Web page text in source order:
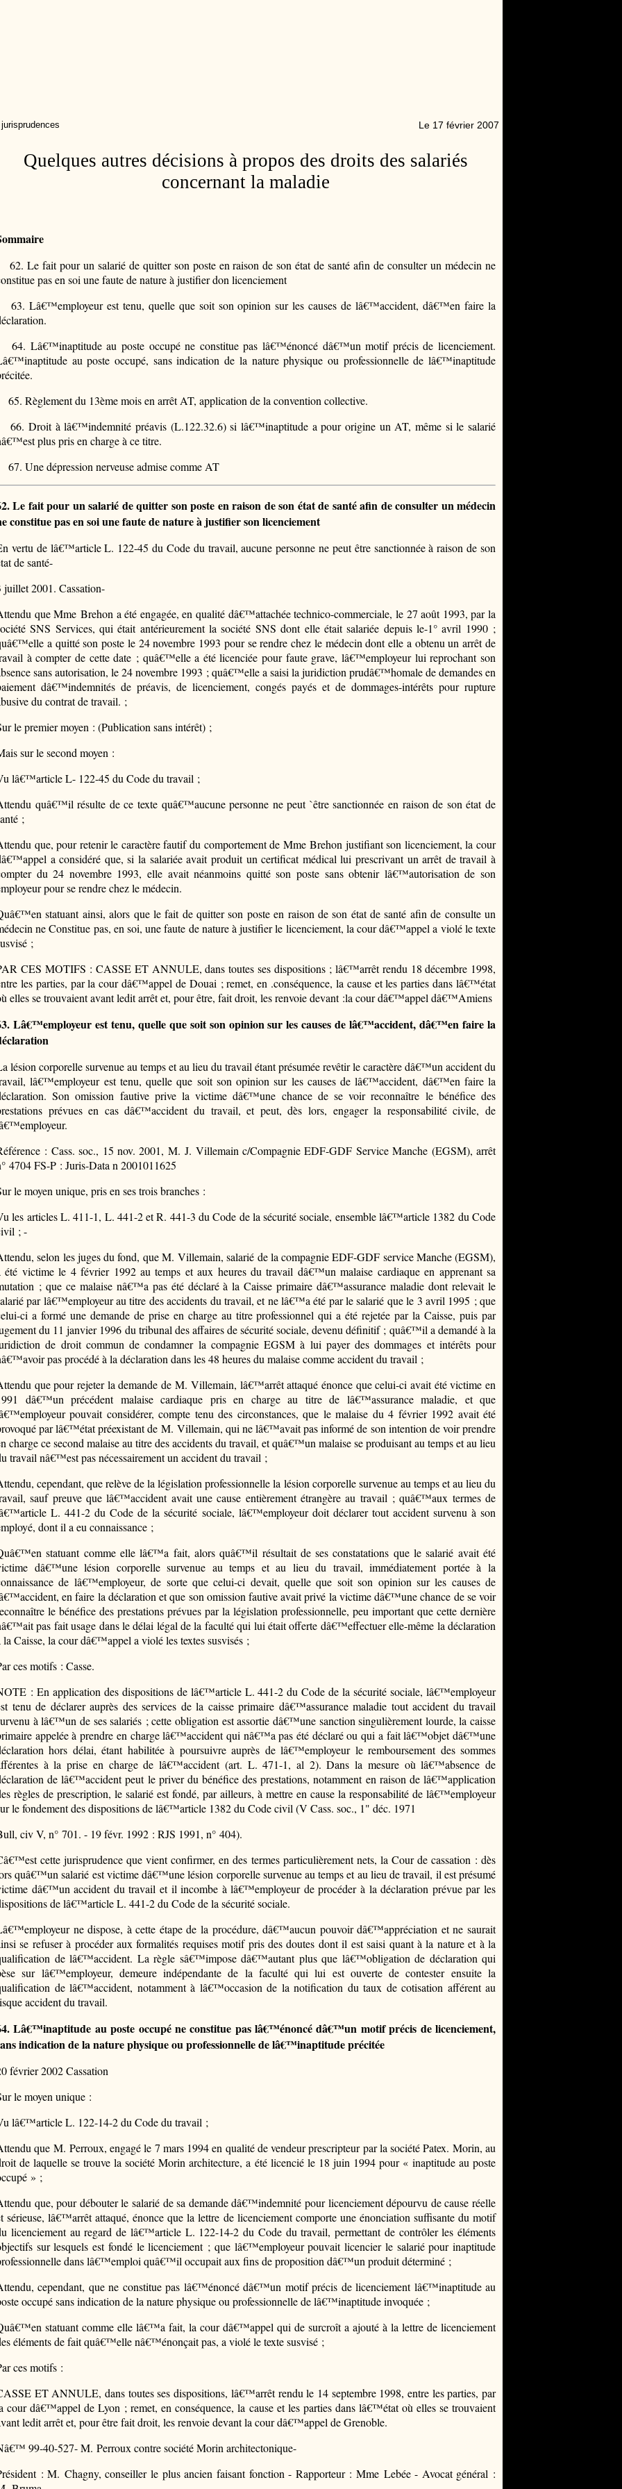
Le 17 février 2007
Quelques autres décisions à propos des droits des salariés
concernant la maladie
62. Le fait pour un salarié de quitter son poste en raison de son état de santé afin de consulter un médecin ne
pas en soi une faute de nature à justifier don licenciement
63. Lâ€™employeur est tenu, quelle que soit son opinion sur les causes de lâ€™accident, dâ€™en faire la
64. Lâ€™inaptitude au poste occupé ne constitue pas lâ€™énoncé dâ€™un motif précis de licenciement.
au poste occupé, sans indication de la nature physique ou professionnelle de lâ€™inaptitude
65. Règlement du 13ème mois en arrêt AT, application de la convention collective.
66. Droit à lâ€™indemnité préavis (L.122.32.6) si lâ€™inaptitude a pour origine un AT, même si le salarié
plus pris en charge à ce titre.
67. Une dépression nerveuse admise comme AT
Le fait pour un salarié de quitter son poste en raison de son état de santé afin de consulter un médecin
constitue pas en soi une faute de nature à justifier son licenciement
vertu de lâ€™article L. 122-45 du Code du travail, aucune personne ne peut être sanctionnée à raison de son
de santé-
juillet 2001. Cassation-
que Mme Brehon a été engagée, en qualité dâ€™attachée technico-commerciale, le 27 août 1993, par la
SNS Services, qui était antérieurement la société SNS dont elle était salariée depuis le-1° avril 1990 ;
a quitté son poste le 24 novembre 1993 pour se rendre chez le médecin dont elle a obtenu un arrêt de
à compter de cette date ; quâ€™elle a été licenciée pour faute grave, lâ€™employeur lui reprochant son
sans autorisation, le 24 novembre 1993 ; quâ€™elle a saisi la juridiction prudâ€™homale de demandes en
dâ€™indemnités de préavis, de licenciement, congés payés et de dommages-intérêts pour rupture
du contrat de travail. ;
le premier moyen : (Publication sans intérêt) ;
sur le second moyen :
lâ€™article L- 122-45 du Code du travail ;
quâ€™il résulte de ce texte quâ€™aucune personne ne peut `être sanctionnée en raison de son état de
;
que, pour retenir le caractère fautif du comportement de Mme Brehon justifiant son licenciement, la cour
a considéré que, si la salariée avait produit un certificat médical lui prescrivant un arrêt de travail à
du 24 novembre 1993, elle avait néanmoins quitté son poste sans obtenir lâ€™autorisation de son
pour se rendre chez le médecin.
statuant ainsi, alors que le fait de quitter son poste en raison de son état de santé afin de consulte un
ne Constitue pas, en soi, une faute de nature à justifier le licenciement, la cour dâ€™appel a violé le texte
;
CES MOTIFS : CASSE ET ANNULE, dans toutes ses dispositions ; lâ€™arrêt rendu 18 décembre 1998,
les parties, par la cour dâ€™appel de Douai ; remet, en .conséquence, la cause et les parties dans lâ€™état
elles se trouvaient avant ledit arrêt et, pour être, fait droit, les renvoie devant :la cour dâ€™appel dâ€™Amiens
Lâ€™employeur est tenu, quelle que soit son opinion sur les causes de lâ€™accident, dâ€™en faire la
lésion corporelle survenue au temps et au lieu du travail étant présumée revêtir le caractère dâ€™un accident du
lâ€™employeur est tenu, quelle que soit son opinion sur les causes de lâ€™accident, dâ€™en faire la
Son omission fautive prive la victime dâ€™une chance de se voir reconnaître le bénéfice des
prévues en cas dâ€™accident du travail, et peut, dès lors, engager la responsabilité civile, de
: Cass. soc., 15 nov. 2001, M. J. Villemain c/Compagnie EDF-GDF Service Manche (EGSM), arrêt
4704 FS-P : Juris-Data n 2001011625
le moyen unique, pris en ses trois branches :
les articles L. 411-1, L. 441-2 et R. 441-3 du Code de la sécurité sociale, ensemble lâ€™article 1382 du Code
; -
selon les juges du fond, que M. Villemain, salarié de la compagnie EDF-GDF service Manche (EGSM),
été victime le 4 février 1992 au temps et aux heures du travail dâ€™un malaise cardiaque en apprenant sa
; que ce malaise nâ€™a pas été déclaré à la Caisse primaire dâ€™assurance maladie dont relevait le
par lâ€™employeur au titre des accidents du travail, et ne lâ€™a été par le salarié que le 3 avril 1995 ; que
ci a formé une demande de prise en charge au titre professionnel qui a été rejetée par la Caisse, puis par
du 11 janvier 1996 du tribunal des affaires de sécurité sociale, devenu définitif ; quâ€™il a demandé à la
de droit commun de condamner la compagnie EGSM à lui payer des dommages et intérêts pour
pas procédé à la déclaration dans les 48 heures du malaise comme accident du travail ;
que pour rejeter la demande de M. Villemain, lâ€™arrêt attaqué énonce que celui-ci avait été victime en
dâ€™un précédent malaise cardiaque pris en charge au titre de lâ€™assurance maladie, et que
pouvait considérer, compte tenu des circonstances, que le malaise du 4 février 1992 avait été
par lâ€™état préexistant de M. Villemain, qui ne lâ€™avait pas informé de son intention de voir prendre
charge ce second malaise au titre des accidents du travail, et quâ€™un malaise se produisant au temps et au lieu
travail nâ€™est pas nécessairement un accident du travail ;
cependant, que relève de la législation professionnelle la lésion corporelle survenue au temps et au lieu du
sauf preuve que lâ€™accident avait une cause entièrement étrangère au travail ; quâ€™aux termes de
L. 441-2 du Code de la sécurité sociale, lâ€™employeur doit déclarer tout accident survenu à son
dont il a eu connaissance ;
statuant comme elle lâ€™a fait, alors quâ€™il résultait de ses constatations que le salarié avait été
dâ€™une lésion corporelle survenue au temps et au lieu du travail, immédiatement portée à la
de lâ€™employeur, de sorte que celui-ci devait, quelle que soit son opinion sur les causes de
en faire la déclaration et que son omission fautive avait privé la victime dâ€™une chance de se voir
le bénéfice des prestations prévues par la législation professionnelle, peu important que cette dernière
pas fait usage dans le délai légal de la faculté qui lui était offerte dâ€™effectuer elle-même la déclaration
la Caisse, la cour dâ€™appel a violé les textes susvisés ;
ces motifs : Casse.
: En application des dispositions de lâ€™article L. 441-2 du Code de la sécurité sociale, lâ€™employeur
tenu de déclarer auprès des services de la caisse primaire dâ€™assurance maladie tout accident du travail
à lâ€™un de ses salariés ; cette obligation est assortie dâ€™une sanction singulièrement lourde, la caisse
appelée à prendre en charge lâ€™accident qui nâ€™a pas été déclaré ou qui a fait lâ€™objet dâ€™une
hors délai, étant habilitée à poursuivre auprès de lâ€™employeur le remboursement des sommes
à la prise en charge de lâ€™accident (art. L. 471-1, al 2). Dans la mesure où lâ€™absence de
de lâ€™accident peut le priver du bénéfice des prestations, notamment en raison de lâ€™application
règles de prescription, le salarié est fondé, par ailleurs, à mettre en cause la responsabilité de lâ€™employeur
le fondement des dispositions de lâ€™article 1382 du Code civil (V Cass. soc., 1" déc. 1971
civ V, n° 701. - 19 févr. 1992 : RJS 1991, n° 404).
cette jurisprudence que vient confirmer, en des termes particulièrement nets, la Cour de cassation : dès
quâ€™un salarié est victime dâ€™une lésion corporelle survenue au temps et au lieu de travail, il est présumé
dâ€™un accident du travail et il incombe à lâ€™employeur de procéder à la déclaration prévue par les
de lâ€™article L. 441-2 du Code de la sécurité sociale.
ne dispose, à cette étape de la procédure, dâ€™aucun pouvoir dâ€™appréciation et ne saurait
se refuser à procéder aux formalités requises motif pris des doutes dont il est saisi quant à la nature et à la
de lâ€™accident. La règle sâ€™impose dâ€™autant plus que lâ€™obligation de déclaration qui
sur lâ€™employeur, demeure indépendante de la faculté qui lui est ouverte de contester ensuite la
de lâ€™accident, notamment à lâ€™occasion de la notification du taux de cotisation afférent au
accident du travail.
Lâ€™inaptitude au poste occupé ne constitue pas lâ€™énoncé dâ€™un motif précis de licenciement,
indication de la nature physique ou professionnelle de lâ€™inaptitude précitée
février 2002 Cassation
le moyen unique :
lâ€™article L. 122-14-2 du Code du travail ;
que M. Perroux, engagé le 7 mars 1994 en qualité de vendeur prescripteur par la société Patex. Morin, au
de laquelle se trouve la société Morin architecture, a été licencié le 18 juin 1994 pour « inaptitude au poste
» ;
que, pour débouter le salarié de sa demande dâ€™indemnité pour licenciement dépourvu de cause réelle
sérieuse, lâ€™arrêt attaqué, énonce que la lettre de licenciement comporte une énonciation suffisante du motif
licenciement au regard de lâ€™article L. 122-14-2 du Code du travail, permettant de contrôler les éléments
sur lesquels est fondé le licenciement ; que lâ€™employeur pouvait licencier le salarié pour inaptitude
dans lâ€™emploi quâ€™il occupait aux fins de proposition dâ€™un produit déterminé ;
cependant, que ne constitue pas lâ€™énoncé dâ€™un motif précis de licenciement lâ€™inaptitude au
occupé sans indication de la nature physique ou professionnelle de lâ€™inaptitude invoquée ;
statuant comme elle lâ€™a fait, la cour dâ€™appel qui de surcroît a ajouté à la lettre de licenciement
éléments de fait quâ€™elle nâ€™énonçait pas, a violé le texte susvisé ;
ces motifs :
ET ANNULE, dans toutes ses dispositions, lâ€™arrêt rendu le 14 septembre 1998, entre les parties, par
cour dâ€™appel de Lyon ; remet, en conséquence, la cause et les parties dans lâ€™état où elles se trouvaient
ledit arrêt et, pour être fait droit, les renvoie devant la cour dâ€™appel de Grenoble.
99-40-527- M. Perroux contre société Morin architectonique-
: M. Chagny, conseiller le plus ancien faisant fonction - Rapporteur : Mme Lebée - Avocat général :